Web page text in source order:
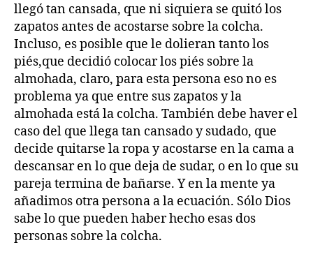
llegó tan cansada, que ni siquiera se quitó los
zapatos antes de acostarse sobre la colcha.
Incluso, es posible que le dolieran tanto los
piés,que decidió colocar los piés sobre la
almohada, claro, para esta persona eso no es
problema ya que entre sus zapatos y la
almohada está la colcha. También debe haver el
caso del que llega tan cansado y sudado, que
decide quitarse la ropa y acostarse en la cama a
descansar en lo que deja de sudar, o en lo que su
pareja termina de bañarse. Y en la mente ya
añadimos otra persona a la ecuación. Sólo Dios
sabe lo que pueden haber hecho esas dos
personas sobre la colcha.